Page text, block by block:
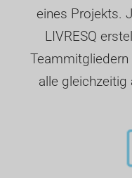
eines Projekts.
LIVRESQ
alle gleichzeitig